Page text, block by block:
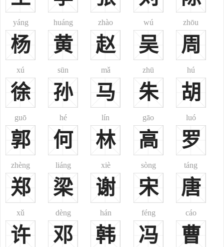
武城郡，所在今山西省吉县。
（1）为人做事有没有尽到心；（2）和朋友交往有没有失信；（3）
老师教的东西有没有复习好。“三省堂”即由此得名。
武城堂：曾氏源出姒姓。夏帝少康封小儿子曲烈于鄫（在山东省
苍山县西北）建立鄫国，灭国后太子巫逃往鲁国，后称之武城。[5]
追远堂：取春秋末期鲁国南武城（今山东省费县）人曾参“慎终追
远”之意。
此外，曾氏的主要堂号还有：“鲁阳堂”、“敦本堂”、“宗圣堂”、
“守约堂”、“养志堂”、“若文堂”、“武城第”。等。
一、
现行较常见姓氏。今北京、内蒙古之乌海、河北之尚义，山东之
平邑、山西之太原、江西之金溪、广西之田林、贵州之从江、云南之
泸水及河口、陇川等地均有分布。汉、壮、彝、京、回、苗、满、
傣、土家、布依等多个民族皆有此姓。《郑通志·氏族略》亦收载，其
注云：“亦作‘鄫’；亦作‘缯’。姒姓，子爵。今沂州承县东八十里故鄫
城是也。夏少康封其少子曲烈于鄫，襄六年莒灭之。鄫太子巫仕鲁，
去‘邑’为‘曾’氏。”望出鲁国。春秋时鲁有曾参，孔丘门人；宋代有曾
yáng
杨
huáng
黄
zhào
赵
wú
吴
zhōu
周
xú
徐
sūn
孙
mǎ
马
zhū
朱
hú
胡
guō
郭
hé
何
lín
林
gāo
高
luó
罗
zhèng
郑
liáng
梁
xiè
谢
sòng
宋
táng
唐
xǔ
许
dèng
邓
hán
韩
féng
冯
cáo
曹